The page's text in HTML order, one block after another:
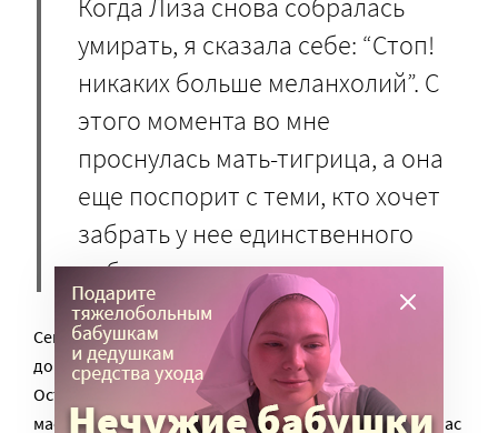
умирать, я сказала себе: “Стоп!
никаких больше меланхолий”. С
этого момента во мне
проснулась мать-тигрица, а она
еще поспорит с теми, кто хочет
забрать у нее единственного
ребенка.
Сейчас считается, что 80% недоношенных детей
догоняет доношенных сверстников к двум годам.
Остальные 20% – это дети с экстремально низкой
массой тела, с риском тяжелых осложнений. Но сейчас